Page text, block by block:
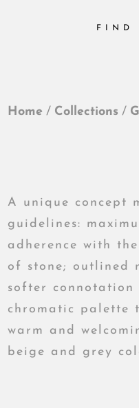
FIND
Home / Collections /
A unique concept
guidelines:
adherence with
of stone; outlined
softer connotation
chromatic palette
warm and
beige and grey